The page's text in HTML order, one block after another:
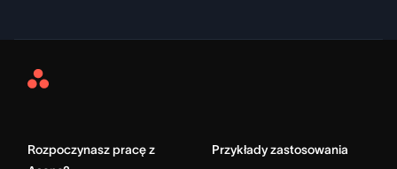
Asana
Rozpoczynasz pracę z
Przykłady zastosowania